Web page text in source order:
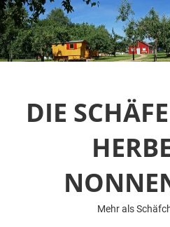
Zum
Inhalt
springen
DIE
Mehr als